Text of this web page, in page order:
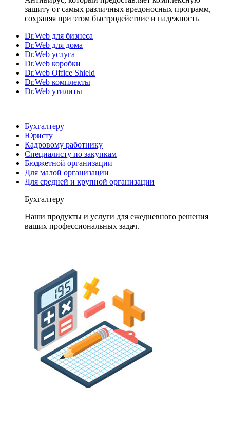
защиту от самых различных вредоносных программ,
сохраняя при этом быстродействие и надежность
Dr.Web для бизнеса
Dr.Web для дома
Dr.Web услуга
Dr.Web коробки
Dr.Web Office Shield
Dr.Web комплекты
Dr.Web утилиты
Бухгалтеру
Юристу
Кадровому работнику
Специалисту по закупкам
Бюджетной организации
Для малой организации
Для средней и крупной организации
Бухгалтеру
Наши продукты и услуги для ежедневного решения
ваших профессиональных задач.